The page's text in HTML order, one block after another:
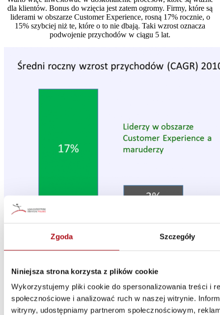
Zgoda Szczegóły
Niniejsza strona korzysta z plików cookie
Wykorzystujemy pliki cookie do spersonalizowania treści i
społecznościowe i analizować ruch w naszej witrynie.
witryny, udostępniamy partnerom społecznościowym,
dla klientów. Bonus do wzięcia jest zatem ogromy. Firmy, które są
liderami w obszarze Customer Experience, rosną 17% rocznie, o
15% szybciej niż te, które o to nie dbają. Taki wzrost oznacza
podwojenie przychodów w ciągu 5 lat.
Rys. 4. Porównanie wzrostu liderów w obszarze Customer
Experience z maruderami (Laggards)